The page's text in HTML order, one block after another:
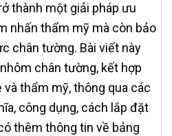
thành một giải pháp ưu
nhấn thẩm mỹ mà còn bảo
chân tường. Bài viết này
chân tường, kết hợp
thẩm mỹ, thông qua các
công dụng, cách lắp đặt
thêm thông tin về bảng